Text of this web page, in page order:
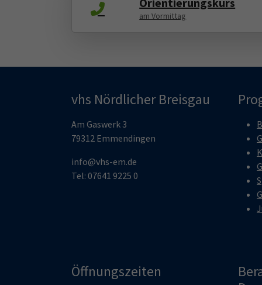
am Vormittag
vhs Nördlicher Breisgau
Am Gaswerk 3
79312 Emmendingen
info@vhs-em.de
Tel: 07641 9225 0
Öffnungszeiten